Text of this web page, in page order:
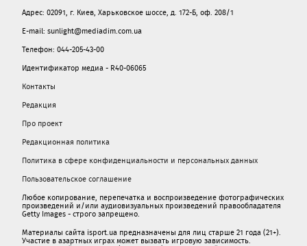
Адрес: 02091, г. Киев, Харьковское шоссе, д. 172-Б, оф. 208/1
E-mail: sunlight@mediadim.com.ua
Телефон: 044-205-43-00
Идентификатор медиа - R40-06065
Контакты
Редакция
Про проект
Редакционная политика
Политика в сфере конфиденциальности и персональных данных
Пользовательское соглашение
Любое копирование, перепечатка и воспроизведение фотографических
произведений и/или аудиовизуальных произведений правообладателя
Getty Images - строго запрещено.
Материалы сайта isport.ua предназначены для лиц старше 21 года (21+).
Участие в азартных играх может вызвать игровую зависимость.